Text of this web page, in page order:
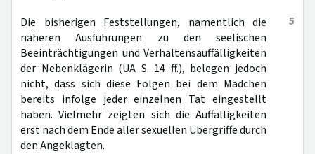
5
Die bisherigen Feststellungen, namentlich die
näheren Ausführungen zu den seelischen
Beeinträchtigungen und Verhaltensauffälligkeiten
der Nebenklägerin (UA S. 14 ff.), belegen jedoch
nicht, dass sich diese Folgen bei dem Mädchen
bereits infolge jeder einzelnen Tat eingestellt
haben. Vielmehr zeigten sich die Auffälligkeiten
erst nach dem Ende aller sexuellen Übergriffe durch
den Angeklagten.